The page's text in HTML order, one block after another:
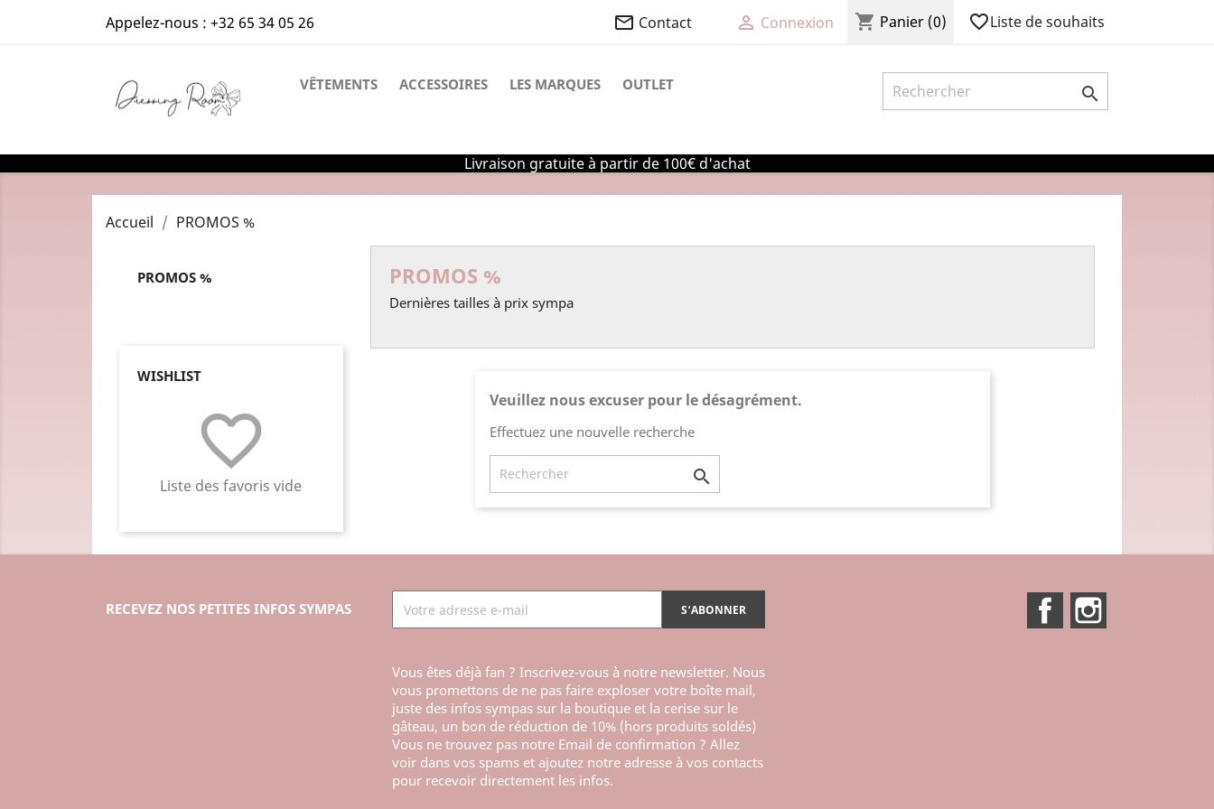
Appelez-nous : +32 65 34 05 26 mail_outline Contact  Connexion shopping_cart Panier (0) favorite_borderListe de souhaits
VÊTEMENTS ACCESSOIRES LES MARQUES OUTLET 
Livraison gratuite à partir de 100€ d'achat
Accueil PROMOS %
PROMOS %
WISHLIST
favorite_border
Liste des favoris vide
PROMOS %
Dernières tailles à prix sympa
Veuillez nous excuser pour le désagrément.
Effectuez une nouvelle recherche

RECEVEZ NOS PETITES INFOS SYMPAS
Vous êtes déjà fan ? Inscrivez-vous à notre newsletter. Nous
vous promettons de ne pas faire exploser votre boîte mail,
juste des infos sympas sur la boutique et la cerise sur le
gâteau, un bon de réduction de 10% (hors produits soldés)
Vous ne trouvez pas notre Email de confirmation ? Allez
voir dans vos spams et ajoutez notre adresse à vos contacts
pour recevoir directement les infos.
Facebook